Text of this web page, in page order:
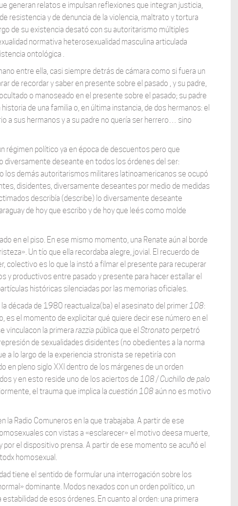
generan relatos e impulsan reflexiones que integran justicia,
resistencia y de denuncia de la violencia, maltrato y tortura
de su existencia desató con su autoritarismo múltiples
normativa heterosexualidad masculina articulada
ontológica .
entre ella, casi siempre detrás de cámara como si fuera un
de recordar y saber en presente sobre el pasado , y su padre,
o manoseado en el presente sobre el pasado; su padre
historia de una familia o, en última instancia, de dos hermanos: el
a sus hermanos y a su padre no quería ser herrero… sino
régimen político ya en época de descuentos pero que
diversamente deseante en todos los órdenes del ser:
los demás autoritarismos militares latinoamericanos se ocupó
disidentes, diversamente deseantes por medio de medidas
describía (describe) lo diversamente deseante
de hoy que escribo y de hoy que leés como molde
en el piso. En ese mismo momento, una Renate aún al borde
Un tío que ella recordaba alegre, jovial. El recuerdo de
colectivo es lo que la instó a filmar el presente para recuperar
y productivos entre pasado y presente para hacer estallar el
históricas silenciadas por las memorias oficiales.
década de 1980 reactualiza(ba) el asesinato del primer108:
es el momento de explicitar qué quiere decir ese número en el
vinculacon la primera razzia pública que el Stronato perpetró
de sexualidades disidentes (no obedientes a la norma
a lo largo de la experiencia stronista se repetiría con
en pleno siglo XXI dentro de los márgenes de un orden
y en esto reside uno de los aciertos de 108 / Cuchillo de palo
el trauma que implica la cuestión 108 aún no es motivo
Radio Comuneros en la que trabajaba. A partir de ese
con vistas a «esclarecer» el motivo deesa muerte,
el dispositivo prensa. A partir de ese momento se acuñó el
homosexual.
tiene el sentido de formular una interrogación sobre los
dominante. Modos nexados con un orden político, un
de esos órdenes. En cuanto al orden: una primera